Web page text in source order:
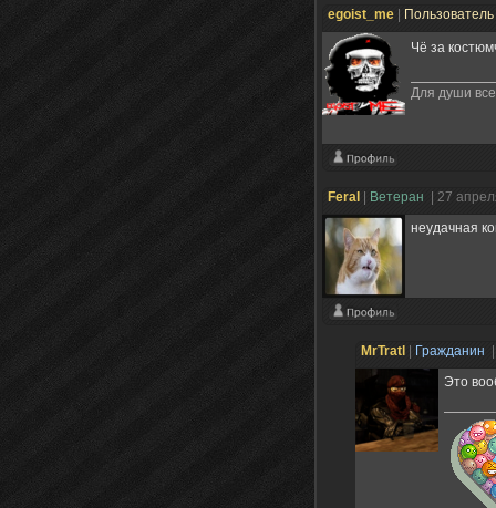
egoist_me Пользователь
Чё за
Для души
Feral Ветеран
| 27
неудачная
MrTratl Гражданин
Это